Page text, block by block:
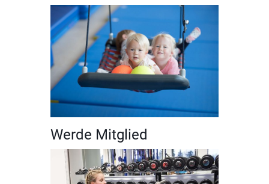
Werde Mitglied